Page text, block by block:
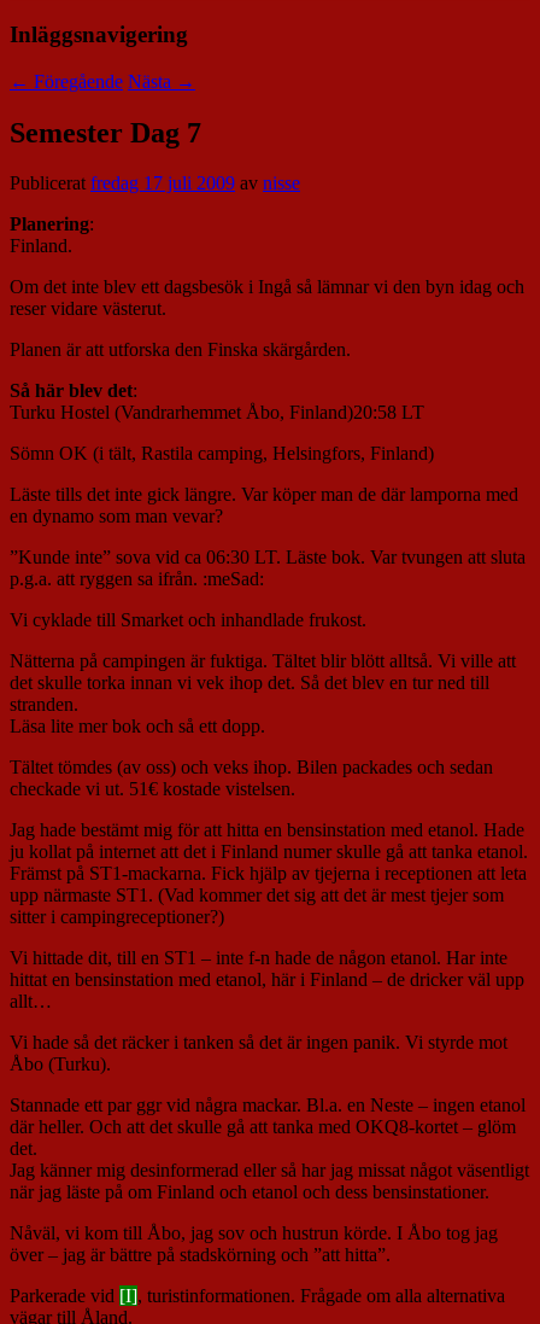
Inläggsnavigering
← Föregående Nästa →
Semester Dag 7
Publiceratfredag 17 juli 2009 av nisse
Planering:
Finland.
Om det inte blev ett dagsbesök i Ingå så lämnar vi den byn idag och
reser vidare västerut.
Planen är att utforska den Finska skärgården.
Så här blev det:
Turku Hostel (Vandrarhemmet Åbo, Finland)20:58 LT
Sömn OK (i tält, Rastila camping, Helsingfors, Finland)
Läste tills det inte gick längre. Var köper man de där lamporna med
en dynamo som man vevar?
”Kunde inte” sova vid ca 06:30 LT. Läste bok. Var tvungen att sluta
p.g.a. att ryggen sa ifrån. :meSad:
Vi cyklade till Smarket och inhandlade frukost.
Nätterna på campingen är fuktiga. Tältet blir blött alltså. Vi ville att
det skulle torka innan vi vek ihop det. Så det blev en tur ned till
stranden.
Läsa lite mer bok och så ett dopp.
Tältet tömdes (av oss) och veks ihop. Bilen packades och sedan
checkade vi ut. 51€ kostade vistelsen.
Jag hade bestämt mig för att hitta en bensinstation med etanol. Hade
ju kollat på internet att det i Finland numer skulle gå att tanka etanol.
Främst på ST1-mackarna. Fick hjälp av tjejerna i receptionen att leta
upp närmaste ST1. (Vad kommer det sig att det är mest tjejer som
sitter i campingreceptioner?)
Vi hittade dit, till en ST1 – inte f-n hade de någon etanol. Har inte
hittat en bensinstation med etanol, här i Finland – de dricker väl upp
allt…
Vi hade så det räcker i tanken så det är ingen panik. Vi styrde mot
Åbo (Turku).
Stannade ett par ggr vid några mackar. Bl.a. en Neste – ingen etanol
där heller. Och att det skulle gå att tanka med OKQ8-kortet – glöm
det.
Jag känner mig desinformerad eller så har jag missat något väsentligt
när jag läste på om Finland och etanol och dess bensinstationer.
Nåväl, vi kom till Åbo, jag sov och hustrun körde. I Åbo tog jag
över – jag är bättre på stadskörning och ”att hitta”.
Parkerade vid [I], turistinformationen. Frågade om alla alternativa
vägar till Åland.